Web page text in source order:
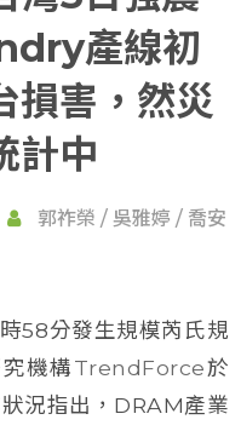
產線初
損害，然災
計中
郭祚榮 / 吳雅婷 / 喬安
58分發生規模芮氏規
機構TrendForce於
況指出，DRAM產業